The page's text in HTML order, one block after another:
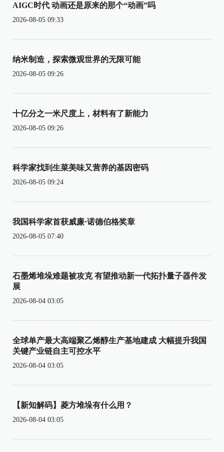
AIGC时代 动画还是原来的那个“动画”吗
2026-08-05 09:33
纳米制造，探索微观世界的无限可能
2026-08-05 09:26
十亿分之一米尺度上，材料有了新能力
2026-08-05 09:26
科学家找到生菜美味又营养的基因密码
2026-08-05 09:24
我国科学家首获威廉·诺德伯格奖章
2026-08-05 07:40
石墨烯堆垛难题被攻克 有望推动新一代拓扑量子器件发
展
2026-08-04 03:05
全球单产最大高端聚乙烯醇生产基地建成 大幅提升我国
关键产业链自主可控水平
2026-08-04 03:05
【新知解码】菱方堆垛有什么用？
2026-08-04 03:05